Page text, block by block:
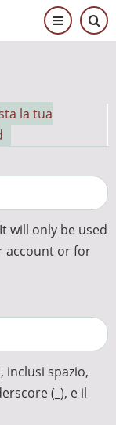
la tua
will only be used
account or for
inclusi spazio,
(_), e il